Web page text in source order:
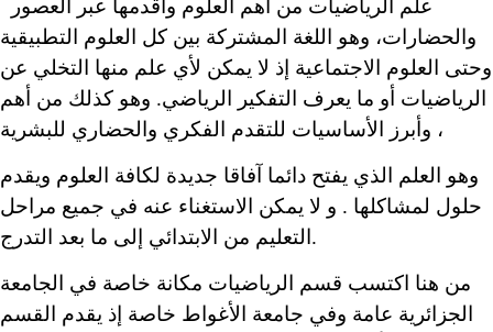
والحضارات، وهو اللغة المشتركة بين كل العلوم التطبيقية
وحتى العلوم الاجتماعية إذ لا يمكن لأي علم منها التخلي عن
الرياضيات أو ما يعرف التفكير الرياضي. وهو كذلك من أهم
وأبرز الأساسيات للتقدم الفكري والحضاري للبشرية ،
وهو العلم الذي يفتح دائما آفاقا جديدة لكافة العلوم ويقدم
حلول لمشاكلها . و لا يمكن الاستغناء عنه في جميع مراحل
التعليم من الابتدائي إلى ما بعد التدرج.
من هنا اكتسب قسم الرياضيات مكانة خاصة في الجامعة
الجزائرية عامة وفي جامعة الأغواط خاصة إذ يقدم القسم